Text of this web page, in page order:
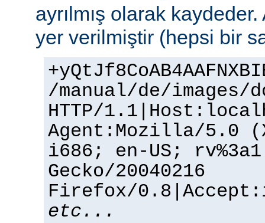
ayrılmış olarak
yer verilmiştir (hepsi bir
/manual/de/images/
HTTP/
Agent:Mozilla/5.0
i686; en-US;
Gecko/20040216
Firefox/
etc...